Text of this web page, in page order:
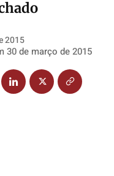
2015
30 de março de 2015